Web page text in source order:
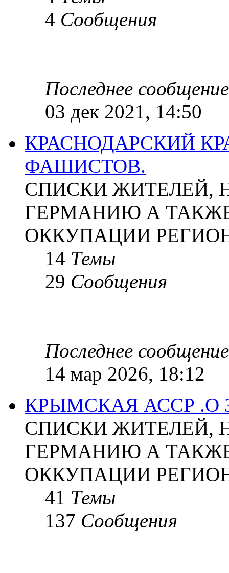
4 Сообщения
Последнее сообщение
03 дек 2021, 14:50
КРАСНОДАРСКИЙ
ФАШИСТОВ.
СПИСКИ ЖИТЕЛЕЙ,
ГЕРМАНИЮ А
ОККУПАЦИИ
14 Темы
29 Сообщения
Последнее сообщение
14 мар 2026, 18:12
КРЫМСКАЯ АССР .О
СПИСКИ ЖИТЕЛЕЙ,
ГЕРМАНИЮ А
ОККУПАЦИИ
41 Темы
137 Сообщения